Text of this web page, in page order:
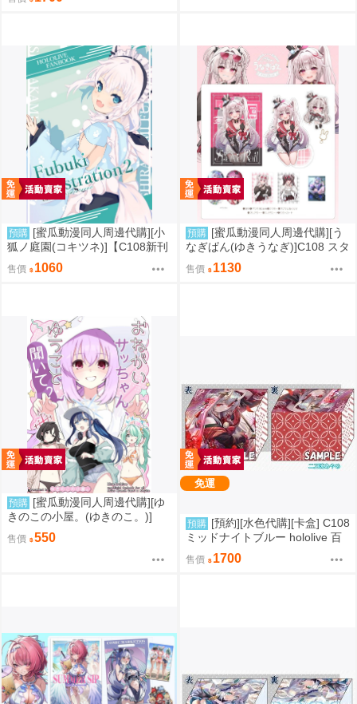
預購 [蜜瓜動漫同人周邊代購][小
狐ノ庭園(コキツネ)]【C108新刊
セット】Fubuki Illustration 2
【特典付】(Hololive)(同人誌)
售價 1060
預購 [蜜瓜動漫同人周邊代購][う
なぎぱん(ゆきうなぎ)]C108 スタ
レ新刊セット うなぎぱん(崩壞：
星穹鐵道)(同人誌)
售價 1130
預購 [蜜瓜動漫同人周邊代購][ゆ
きのこの小屋。(ゆきのこ。)]
【新刊セット】おねがいサッち
ゃん、ゆうこと聞いて(蔚藍檔案)
售價 550
免運
預購 [預約][水色代購][卡盒] C108
ミッドナイトブルー hololive 百
鬼あやめ
售價 1700